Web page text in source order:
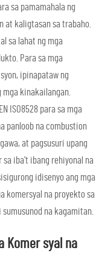
sa pamamahala ng
at kaligtasan sa trabaho.
sa lahat ng mga
Para sa mga
ipinapataw ng
kinakailangan.
ISO8528 para sa mga
panloob na combustion
at pagsusuri upang
iba’t ibang rehiyonal na
idisenyo ang mga
komersyal na proyekto sa
na kagamitan.
Komer syal na